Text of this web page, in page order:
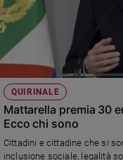
del
giorno
Santo
Società
e
valori
Ambiente
QUIRINALE
Mattarella premia 30
Ecco chi sono
Cittadini e cittadine che si
inclusione sociale, legalità